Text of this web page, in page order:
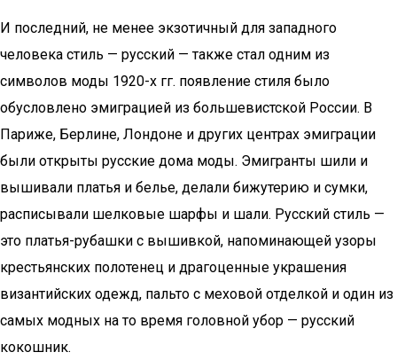
И последний, не менее экзотичный для западного
человека стиль — русский — также стал одним из
символов моды 1920-х гг. появление стиля было
обусловлено эмиграцией из большевистской России. В
Париже, Берлине, Лондоне и других центрах эмиграции
были открыты русские дома моды. Эмигранты шили и
вышивали платья и белье, делали бижутерию и сумки,
расписывали шелковые шарфы и шали. Русский стиль —
это платья-рубашки с вышивкой, напоминающей узоры
крестьянских полотенец и драгоценные украшения
византийских одежд, пальто с меховой отделкой и один из
самых модных на то время головной убор — русский
кокошник.